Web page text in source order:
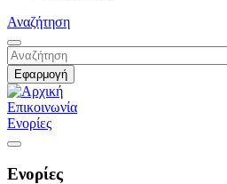
Αναζήτηση
Επικοινωνία
Ενορίες
Ενορίες